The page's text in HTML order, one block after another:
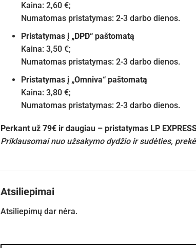
Kaina: 2,60 €;
Numatomas pristatymas: 2-3 darbo dienos.
Pristatymas į „DPD“ paštomatą
Kaina: 3,50 €;
Numatomas pristatymas: 2-3 darbo dienos.
Pristatymas į „Omniva“ paštomatą
Kaina: 3,80 €;
Numatomas pristatymas: 2-3 darbo dienos.
Perkant už 79€ ir daugiau – pristatymas LP
Priklausomai nuo užsakymo dydžio ir sudėties,
Atsiliepimai
Atsiliepimų dar nėra.